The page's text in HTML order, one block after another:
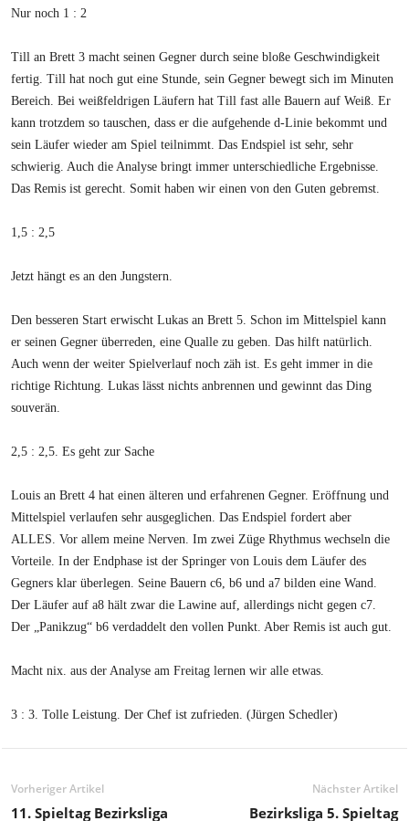
Nur noch 1 : 2
Till an Brett 3 macht seinen Gegner durch seine bloße Geschwindigkeit
fertig. Till hat noch gut eine Stunde, sein Gegner bewegt sich im Minuten
Bereich. Bei weißfeldrigen Läufern hat Till fast alle Bauern auf Weiß. Er
kann trotzdem so tauschen, dass er die aufgehende d-Linie bekommt und
sein Läufer wieder am Spiel teilnimmt. Das Endspiel ist sehr, sehr
schwierig. Auch die Analyse bringt immer unterschiedliche Ergebnisse.
Das Remis ist gerecht. Somit haben wir einen von den Guten gebremst.
1,5 : 2,5
Jetzt hängt es an den Jungstern.
Den besseren Start erwischt Lukas an Brett 5. Schon im Mittelspiel kann
er seinen Gegner überreden, eine Qualle zu geben. Das hilft natürlich.
Auch wenn der weiter Spielverlauf noch zäh ist. Es geht immer in die
richtige Richtung. Lukas lässt nichts anbrennen und gewinnt das Ding
souverän.
2,5 : 2,5. Es geht zur Sache
Louis an Brett 4 hat einen älteren und erfahrenen Gegner. Eröffnung und
Mittelspiel verlaufen sehr ausgeglichen. Das Endspiel fordert aber
ALLES. Vor allem meine Nerven. Im zwei Züge Rhythmus wechseln die
Vorteile. In der Endphase ist der Springer von Louis dem Läufer des
Gegners klar überlegen. Seine Bauern c6, b6 und a7 bilden eine Wand.
Der Läufer auf a8 hält zwar die Lawine auf, allerdings nicht gegen c7.
Der „Panikzug“ b6 verdaddelt den vollen Punkt. Aber Remis ist auch gut.
Macht nix. aus der Analyse am Freitag lernen wir alle etwas.
3 : 3. Tolle Leistung. Der Chef ist zufrieden. (Jürgen Schedler)
Vorheriger Artikel
11. Spieltag Bezirksliga
Nächster Artikel
Bezirksliga 5. Spieltag